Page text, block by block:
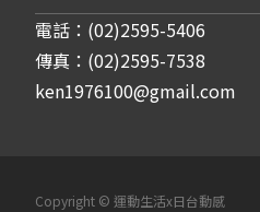
電話：(02)2595-5406
傳真：(02)2595-7538
ken1976100@gmail.com
Copyright © 運動生活x日台動感